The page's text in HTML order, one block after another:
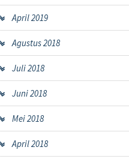
April 2019
Agustus 2018
Juli 2018
Juni 2018
Mei 2018
April 2018